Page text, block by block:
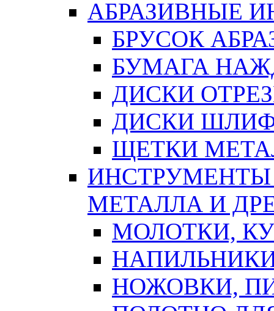
АБРАЗИВНЫЕ
БРУСОК
БУМАГА
ДИСКИ
ДИСКИ
ЩЕТКИ
ИНСТРУМЕНТЫ
МЕТАЛЛА И
МОЛОТКИ,
НОЖОВКИ,